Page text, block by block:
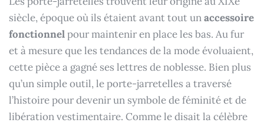
siècle, époque où ils étaient avant tout unaccessoire
fonctionnelpour maintenir en place les bas. Au fur
et à mesure que les tendances de la mode évoluaient,
cette pièce a gagné ses lettres de noblesse. Bien plus
qu’un simple outil, le porte-jarretelles a traversé
l’histoire pour devenir un symbole de féminité et de
libération vestimentaire. Comme le disait la célèbre